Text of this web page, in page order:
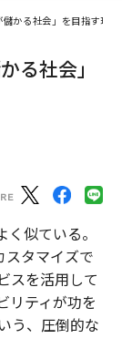
かる社会」を目指す理由
る社会」
似ている。
スタマイズで
スを活用して
リティが功を
う、圧倒的な